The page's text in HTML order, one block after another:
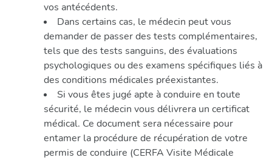
vos antécédents.
Dans certains cas, le médecin peut vous
demander de passer des tests complémentaires,
tels que des tests sanguins, des évaluations
psychologiques ou des examens spécifiques liés à
des conditions médicales préexistantes.
Si vous êtes jugé apte à conduire en toute
sécurité, le médecin vous délivrera un certificat
médical. Ce document sera nécessaire pour
entamer la procédure de récupération de votre
permis de conduire (CERFA Visite Médicale